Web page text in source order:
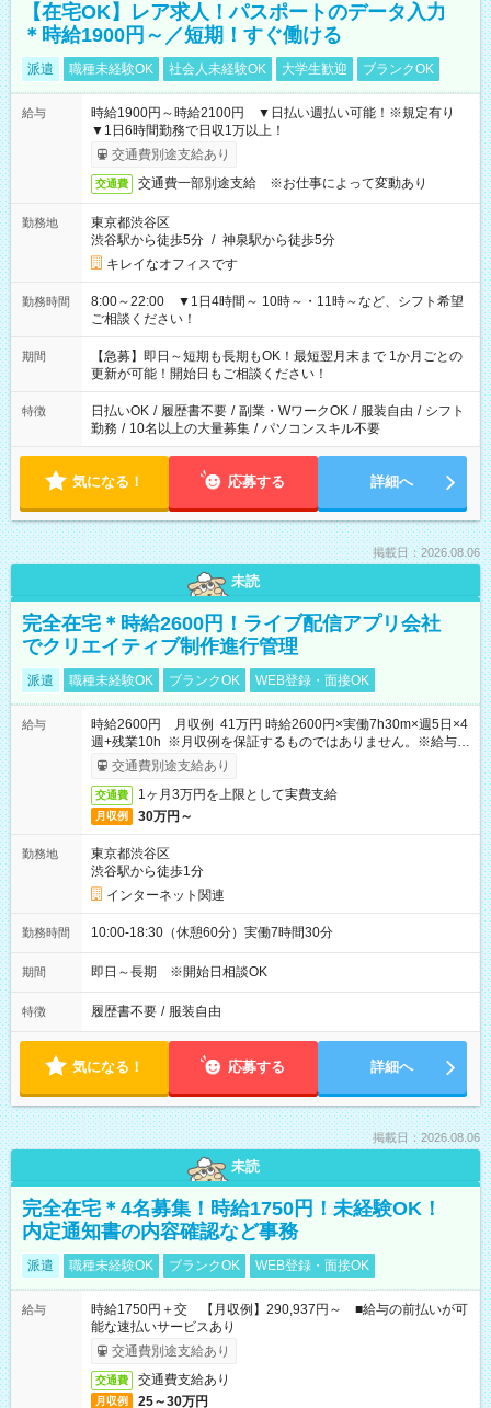
【在宅OK】レア求人！パスポートのデータ入力
＊時給1900円～／短期！すぐ働ける
派遣 職種未経験OK 社会人未経験OK 大学生歓迎 ブランクOK
給与
時給1900円～時給2100円 ▼日払い週払い可能！※規定有り
▼1日6時間勤務で日収1万以上！
交通費別途支給あり
交通費 交通費一部別途支給 ※お仕事によって変動あり
勤務地
東京都渋谷区
渋谷駅から徒歩5分 / 神泉駅から徒歩5分
キレイなオフィスです
勤務時間
8:00～22:00 ▼1日4時間～ 10時～・11時～など、シフト希望
ご相談ください！
期間
【急募】即日～短期も長期もOK！最短翌月末まで 1か月ごとの
更新が可能！開始日もご相談ください！
特徴 日払いOK / 履歴書不要 / 副業・WワークOK / 服装自由 / シフト
勤務 / 10名以上の大量募集 / パソコンスキル不要
気になる！ 応募する 詳細へ
掲載日：2026.08.06
未読
完全在宅＊時給2600円！ライブ配信アプリ会社
でクリエイティブ制作進行管理
派遣 職種未経験OK ブランクOK WEB登録・面接OK
給与
時給2600円 月収例 41万円 時給2600円×実働7h30m×週5日×4
週+残業10h ※月収例を保証するものではありません。※給与即
受取りサービス利用可（利用条件有）
交通費別途支給あり
交通費 1ヶ月3万円を上限として実費支給
月収例 30万円～
勤務地
東京都渋谷区
渋谷駅から徒歩1分
インターネット関連
勤務時間 10:00-18:30（休憩60分）実働7時間30分
期間 即日～長期 ※開始日相談OK
特徴 履歴書不要 / 服装自由
気になる！ 応募する 詳細へ
掲載日：2026.08.06
未読
完全在宅＊4名募集！時給1750円！未経験OK！
内定通知書の内容確認など事務
派遣 職種未経験OK ブランクOK WEB登録・面接OK
給与
時給1750円＋交 【月収例】290,937円～ ■給与の前払いが可
能な速払いサービスあり
交通費別途支給あり
交通費 交通費支給あり
月収例 25～30万円